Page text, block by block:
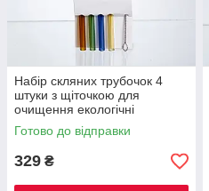
Набір скляних трубочок 4
штуки з щіточкою для
очищення екологічні
соломинки для коктейлів
напоїв HP-34-82
Готово до відправки
329 ₴